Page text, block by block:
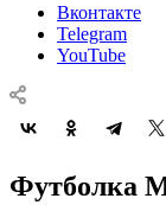
Вконтакте
Telegram
YouTube
Футболка